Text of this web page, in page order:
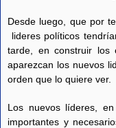
Desde luego, que por
lideres políticos
tarde, en construir los
aparezcan los nuevos
orden que lo quiere ver.
Los nuevos líderes,
importantes y